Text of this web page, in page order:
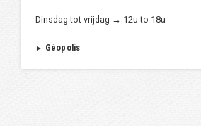
Dinsdag tot vrijdag → 12u to 18u
► Géopolis